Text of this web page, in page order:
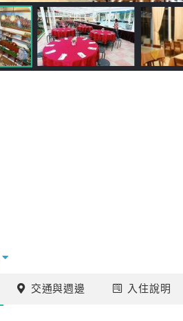
交通與週邊 入住說明